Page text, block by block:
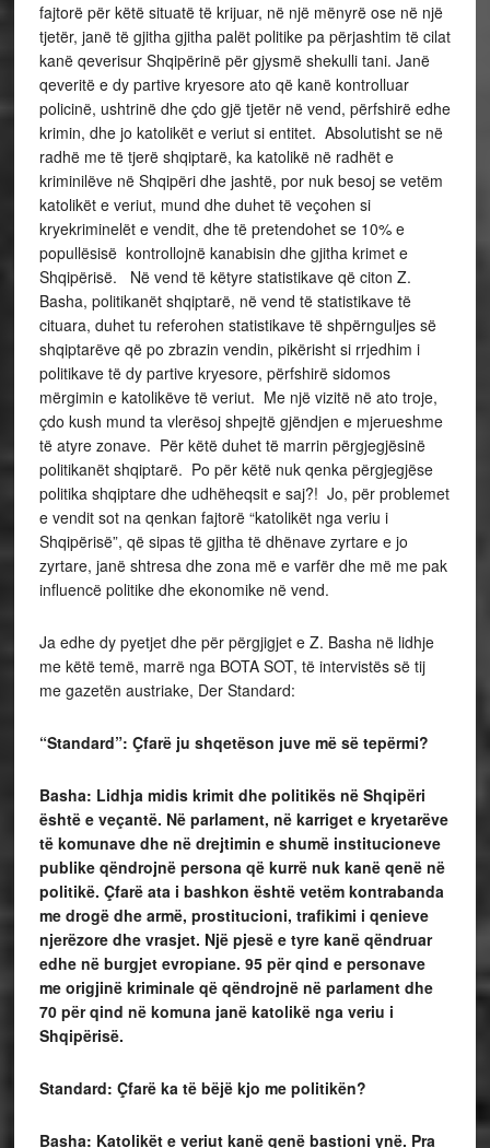
fajtorë për këtë situatë të krijuar, në një mënyrë ose në një
tjetër, janë të gjitha gjitha palët politike pa përjashtim të cilat
kanë qeverisur Shqipërinë për gjysmë shekulli tani. Janë
qeveritë e dy partive kryesore ato që kanë kontrolluar
policinë, ushtrinë dhe çdo gjë tjetër në vend, përfshirë edhe
krimin, dhe jo katolikët e veriut si entitet. Absolutisht se në
radhë me të tjerë shqiptarë, ka katolikë në radhët e
kriminilëve në Shqipëri dhe jashtë, por nuk besoj se vetëm
katolikët e veriut, mund dhe duhet të veçohen si
kryekriminelët e vendit, dhe të pretendohet se 10% e
popullësisë kontrollojnë kanabisin dhe gjitha krimet e
Shqipërisë. Në vend të këtyre statistikave që citon Z.
Basha, politikanët shqiptarë, në vend të statistikave të
cituara, duhet tu referohen statistikave të shpërnguljes së
shqiptarëve që po zbrazin vendin, pikërisht si rrjedhim i
politikave të dy partive kryesore, përfshirë sidomos
mërgimin e katolikëve të veriut. Me një vizitë në ato troje,
çdo kush mund ta vlerësoj shpejtë gjëndjen e mjerueshme
të atyre zonave. Për këtë duhet të marrin përgjegjësinë
politikanët shqiptarë. Po për këtë nuk qenka përgjegjëse
politika shqiptare dhe udhëheqsit e saj?! Jo, për problemet
e vendit sot na qenkan fajtorë “katolikët nga veriu i
Shqipërisë”, që sipas të gjitha të dhënave zyrtare e jo
zyrtare, janë shtresa dhe zona më e varfër dhe më me pak
influencë politike dhe ekonomike në vend.
Ja edhe dy pyetjet dhe për përgjigjet e Z. Basha në lidhje
me këtë temë, marrë nga BOTA SOT, të intervistës së tij
me gazetën austriake, Der Standard:
“Standard”: Çfarë ju shqetëson juve më së tepërmi?
Basha: Lidhja midis krimit dhe politikës në Shqipëri
është e veçantë. Në parlament, në karriget e kryetarëve
të komunave dhe në drejtimin e shumë institucioneve
publike qëndrojnë persona që kurrë nuk kanë qenë në
politikë. Çfarë ata i bashkon është vetëm kontrabanda
me drogë dhe armë, prostitucioni, trafikimi i qenieve
njerëzore dhe vrasjet. Një pjesë e tyre kanë qëndruar
edhe në burgjet evropiane. 95 për qind e personave
me origjinë kriminale që qëndrojnë në parlament dhe
70 për qind në komuna janë katolikë nga veriu i
Shqipërisë.
Standard: Çfarë ka të bëjë kjo me politikën?
Basha: Katolikët e veriut kanë qenë bastioni ynë. Pra